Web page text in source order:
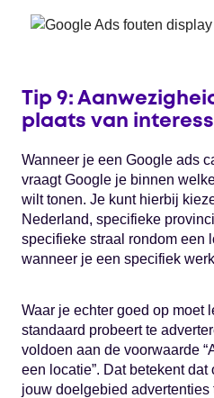
Tip 9:
plaats van
Wanneer je een Google ads
vraagt Google je binnen
wilt tonen. Je kunt hierbij
Nederland, specifieke
specifieke straal rondom een
wanneer je een specifiek
Waar je echter goed op moet
standaard probeert te
voldoen aan de voorwaarde
een locatie”. Dat betekent
jouw doelgebied